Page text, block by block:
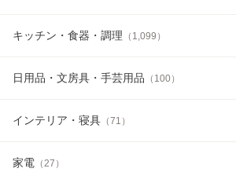
キッチン・食器・調理 （ 1,099 ）
日用品・文房具・手芸用品 （ 100）
インテリア・寝具 （71 ）
家電 （27 ）